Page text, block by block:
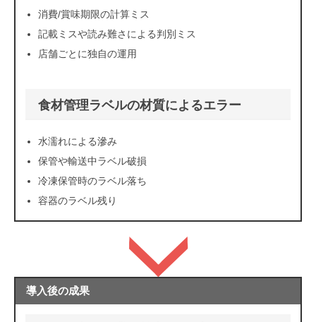
消費/賞味期限の計算ミス
記載ミスや読み難さによる判別ミス
店舗ごとに独自の運用
食材管理ラベルの材質によるエラー
水濡れによる滲み
保管や輸送中ラベル破損
冷凍保管時のラベル落ち
容器のラベル残り
導入後の成果